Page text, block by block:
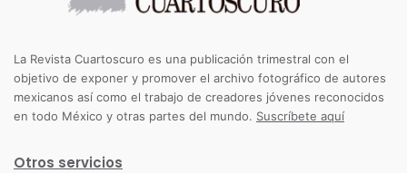
La Revista Cuartoscuro es una publicación trimestral con el
objetivo de exponer y promover el archivo fotográfico de autores
mexicanos así como el trabajo de creadores jóvenes reconocidos
en todo México y otras partes del mundo. Suscríbete aquí
Otros servicios